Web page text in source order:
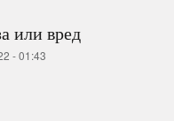
или вред
- 01:43